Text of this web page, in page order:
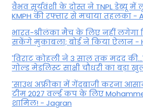
वैभव सूर्यवंशी के दोस्त ने TNPL डेब्यू में
KMPH की रफ्तार से मचाया तहलका -
भारत-श्रीलंका मैच के लिए नहीं लगेगा
सकेंगे मुकाबला; बोर्ड ने किया ऐलान -
'विराट कोहली ने 3 साल तक मदद
गोल्ड मेडलिस्ट साक्षी चौधरी का बड़ा
'साउथ अफ्रीका में गेंदबाजी करना
टीम 2027 वर्ल्‍ड कप के लिए
शामिल! - Jagran